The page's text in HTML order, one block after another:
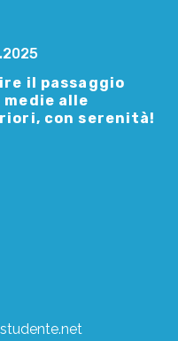
il passaggio
medie alle
con serenità!